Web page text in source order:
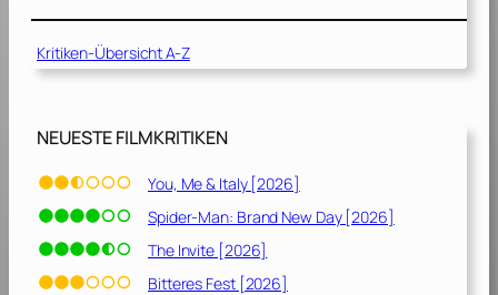
s
e
t
1
9
7
6
]
Kritiken-Übersicht A-Z
NEUESTE FILMKRITIKEN
You, Me & Italy [2026]
Spider-Man: Brand New Day [2026]
The Invite [2026]
Bitteres Fest [2026]